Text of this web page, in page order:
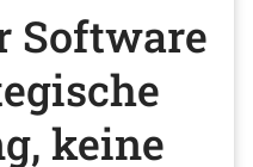
Software
keine